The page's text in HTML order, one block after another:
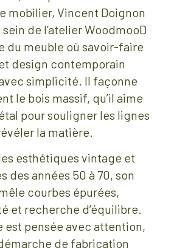
mobilier, Vincent Doignon
de l’atelier WoodmooD
du meuble où savoir-faire
design contemporain
simplicité. Il façonne
le bois massif, qu’il aime
pour souligner les lignes
la matière.
esthétiques vintage et
des années 50 à 70, son
courbes épurées,
et recherche d’équilibre.
est pensée avec attention,
de fabrication